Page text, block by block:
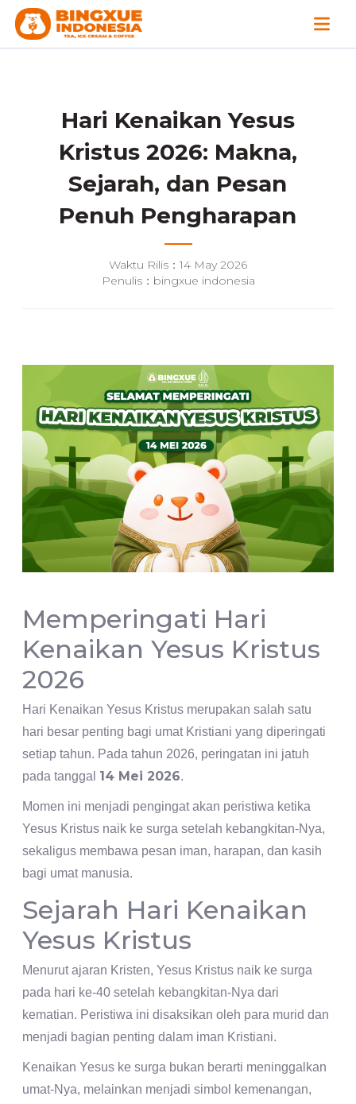
Hari Kenaikan Yesus
Kristus 2026: Makna,
Sejarah, dan Pesan
Penuh Pengharapan
Waktu Rilis：14 May 2026
Penulis：bingxue indonesia
Memperingati Hari
Kenaikan Yesus Kristus
2026
Hari Kenaikan Yesus Kristus merupakan salah satu
hari besar penting bagi umat Kristiani yang diperingati
setiap tahun. Pada tahun 2026, peringatan ini jatuh
pada tanggal 14 Mei 2026.
Momen ini menjadi pengingat akan peristiwa ketika
Yesus Kristus naik ke surga setelah kebangkitan-Nya,
sekaligus membawa pesan iman, harapan, dan kasih
bagi umat manusia.
Sejarah Hari Kenaikan
Yesus Kristus
Menurut ajaran Kristen, Yesus Kristus naik ke surga
pada hari ke-40 setelah kebangkitan-Nya dari
kematian. Peristiwa ini disaksikan oleh para murid dan
menjadi bagian penting dalam iman Kristiani.
Kenaikan Yesus ke surga bukan berarti meninggalkan
umat-Nya, melainkan menjadi simbol kemenangan,